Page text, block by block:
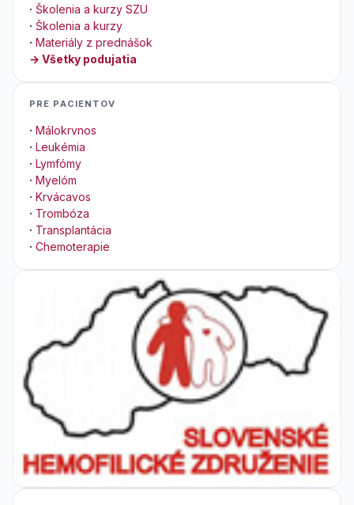
· Školenia a kurzy SZU
· Školenia a kurzy
· Materiály z prednášok
→ Všetky podujatia
PRE PACIENTOV
· Málokrvnos
· Leukémia
· Lymfómy
· Myelóm
· Krvácavos
· Trombóza
· Transplantácia
· Chemoterapie